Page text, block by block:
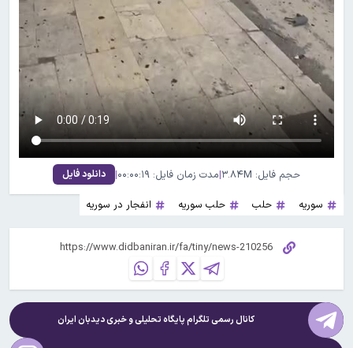
حجم فایل: ۳.۸۴M |مدت زمان فایل: ۰۰:۰۰:۱۹ | دانلود فایل
سوریه حلب حلب سوریه انفجار در سوریه
کانال رسمی تلگرام پایگاه تحلیلی و خبریدیدبان ایران